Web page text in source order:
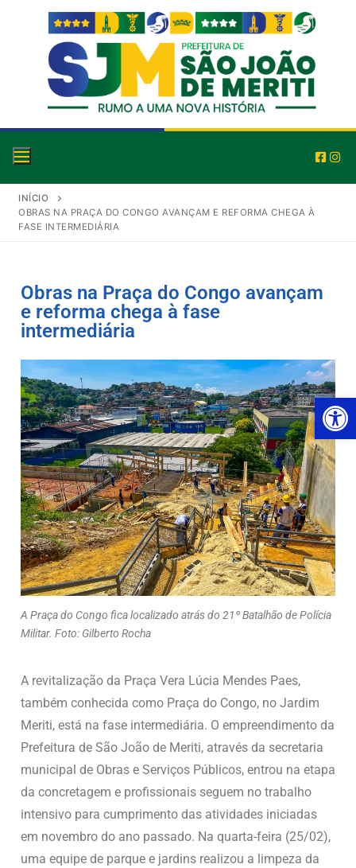
INÍCIO
OBRAS NA PRAÇA DO CONGO AVANÇAM E REFORMA CHEGA À
FASE INTERMEDIÁRIA
Obras na Praça do Congo avançam
e reforma chega à fase
intermediária
A Praça do Congo fica localizado atrás do 21º Batalhão de Polícia
Militar. Foto: Gilberto Rocha
A revitalização da Praça Vera Lúcia Mendes Paes,
também conhecida como Praça do Congo, no Jardim
Meriti, está na fase intermediária. O empreendimento da
Prefeitura de São João de Meriti, através da secretaria
municipal de Obras e Serviços Públicos, entrou na etapa
da concretagem e profissionais seguem no trabalho
intensivo para cumprimento das atividades iniciadas
em novembro do ano passado. Na quarta-feira (25/02),
uma equipe de parque e jardins realizou a limpeza da